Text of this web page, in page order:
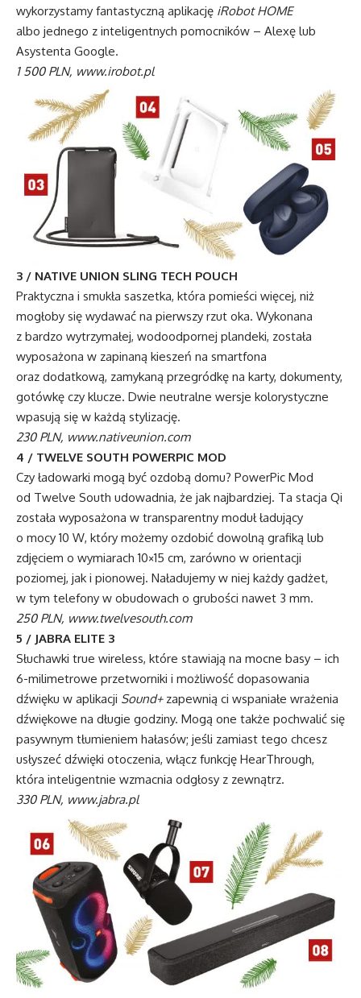
wykorzystamy fantastyczną aplikację iRobot HOME
albo jednego z inteligentnych pomocników – Alexę lub
Asystenta Google.
1 500 PLN, www.irobot.pl
3 / NATIVE UNION SLING TECH POUCH
Praktyczna i smukła saszetka, która pomieści więcej, niż
mogłoby się wydawać na pierwszy rzut oka. Wykonana
z bardzo wytrzymałej, wodoodpornej plandeki, została
wyposażona w zapinaną kieszeń na smartfona
oraz dodatkową, zamykaną przegródkę na karty, dokumenty,
gotówkę czy klucze. Dwie neutralne wersje kolorystyczne
wpasują się w każdą stylizację.
230 PLN, www.nativeunion.com
4 / TWELVE SOUTH POWERPIC MOD
Czy ładowarki mogą być ozdobą domu? PowerPic Mod
od Twelve South udowadnia, że jak najbardziej. Ta stacja Qi
została wyposażona w transparentny moduł ładujący
o mocy 10 W, który możemy ozdobić dowolną grafiką lub
zdjęciem o wymiarach 10×15 cm, zarówno w orientacji
poziomej, jak i pionowej. Naładujemy w niej każdy gadżet,
w tym telefony w obudowach o grubości nawet 3 mm.
250 PLN, www.twelvesouth.com
5 / JABRA ELITE 3
Słuchawki true wireless, które stawiają na mocne basy – ich
6-milimetrowe przetworniki i możliwość dopasowania
dźwięku w aplikacji Sound+zapewnią ci wspaniałe wrażenia
dźwiękowe na długie godziny. Mogą one także pochwalić się
pasywnym tłumieniem hałasów; jeśli zamiast tego chcesz
usłyszeć dźwięki otoczenia, włącz funkcję HearThrough,
która inteligentnie wzmacnia odgłosy z zewnątrz.
330 PLN, www.jabra.pl